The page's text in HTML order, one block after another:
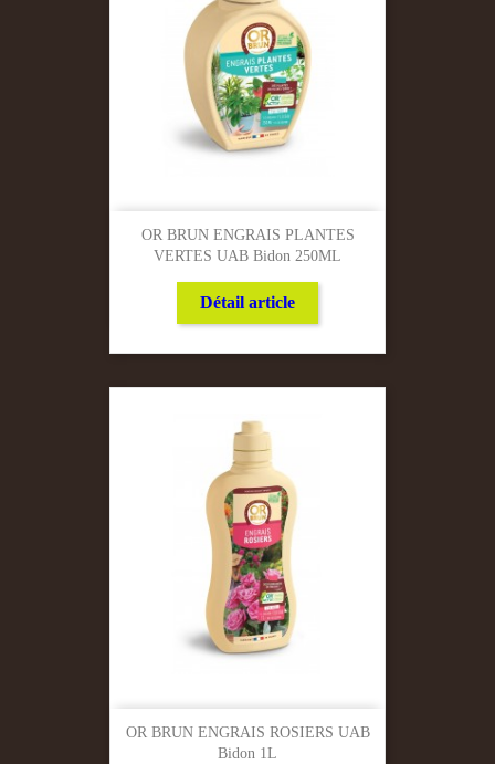
OR BRUN ENGRAIS PLANTES
VERTES UAB Bidon 250ML
Détail article
OR BRUN ENGRAIS ROSIERS UAB
Bidon 1L